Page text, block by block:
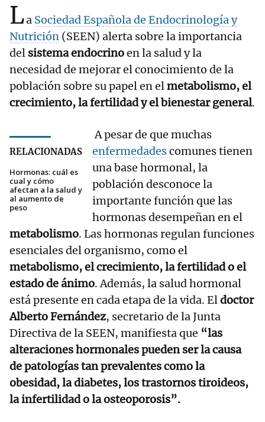
La Sociedad Española de Endocrinología y
Nutrición (SEEN) alerta sobre la importancia
del sistema endocrinoen la salud y la
necesidad de mejorar el conocimiento de la
población sobre su papel en elmetabolismo, el
crecimiento, la fertilidad y el bienestar general.
RELACIONADAS
Hormonas: cuál es
cual y cómo
afectan a la salud y
al aumento de
peso
A pesar de que muchas
enfermedadescomunes tienen
una base hormonal, la
población desconoce la
importante función que las
hormonas desempeñan en el
metabolismo. Las hormonas regulan funciones
esenciales del organismo, como el
metabolismo, el crecimiento, la fertilidad o el
estado de ánimo. Además, la salud hormonal
está presente en cada etapa de la vida. Eldoctor
Alberto Fernández, secretario de la Junta
Directiva de la SEEN, manifiesta que “las
alteraciones hormonales pueden ser la causa
de patologías tan prevalentes como la
obesidad, la diabetes, los trastornos tiroideos,
la infertilidad o la osteoporosis”.